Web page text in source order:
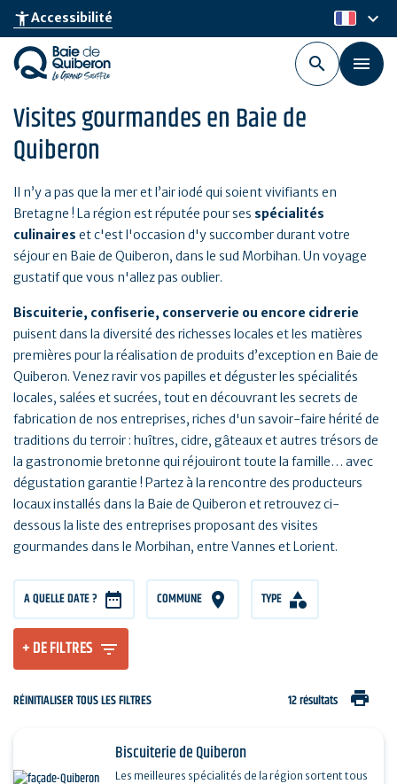
Aller
au
contenu
principal
accessibility_newAccessibilité fr
keyboard_arrow_down
Visites gourmandes en Baie de
Quiberon
Il n’y a pas que la mer et l’air iodé qui soient vivifiants en
Bretagne ! La région est réputée pour ses spécialités
culinaires et c'est l'occasion d'y succomber durant votre
séjour en Baie de Quiberon, dans le sud Morbihan. Un voyage
gustatif que vous n'allez pas oublier.
Biscuiterie, confiserie, conserverie ou encore cidrerie
puisent dans la diversité des richesses locales et les matières
premières pour la réalisation de produits d’exception en Baie de
Quiberon. Venez ravir vos papilles et déguster les spécialités
locales, salées et sucrées, tout en découvrant les secrets de
fabrication de nos entreprises, riches d'un savoir-faire hérité de
traditions du terroir : huîtres, cidre, gâteaux et autres trésors de
la gastronomie bretonne qui réjouiront toute la famille… avec
dégustation garantie ! Partez à la rencontre des producteurs
locaux installés dans la Baie de Quiberon et retrouvez ci-
dessous la liste des entreprises proposant des visites
gourmandes dans le Morbihan, entre Vannes et Lorient.
A QUELLE DATE ? COMMUNE TYPE
+ DE FILTRES
RÉINITIALISER TOUS LES FILTRES 12 résultats print
Biscuiterie de Quiberon
Les meilleures spécialités de la région sortent tous